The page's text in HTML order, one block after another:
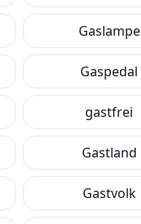
Gaslampe
Gaspedal
gastfrei
Gastland
Gastvolk